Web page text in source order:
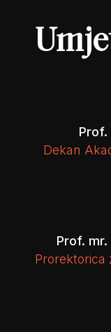
Prof.
Dekan
Prof.